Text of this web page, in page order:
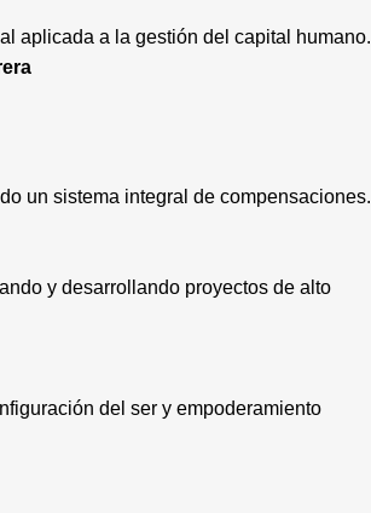
aplicada a la gestión del capital humano.
un sistema integral de compensaciones.
y desarrollando proyectos de alto
del ser y empoderamiento